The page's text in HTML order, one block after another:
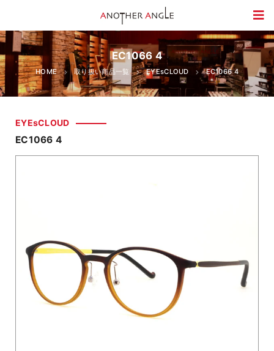
EC1066 4
HOME 取り扱い商品一覧 EYEsCLOUD EC1066 4
EYEsCLOUD
EC1066 4